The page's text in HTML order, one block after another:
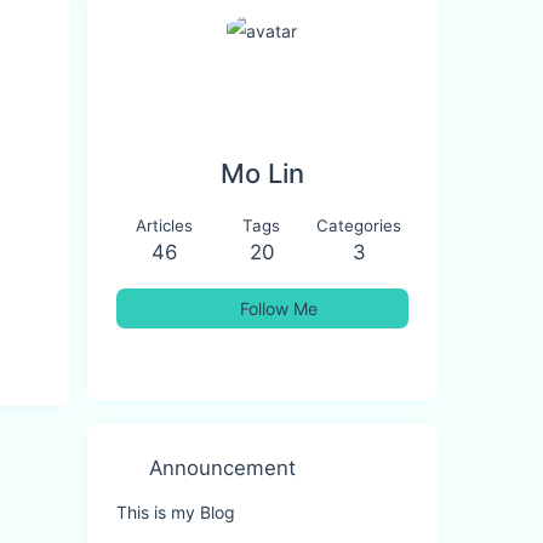
Mo Lin
Articles
46
Tags
20
Categories
3
Follow Me
Announcement
This is my Blog